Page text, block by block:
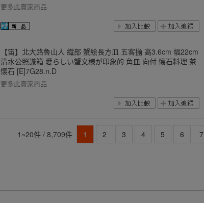
更多此賣家商品
【宙】北大路魯山人 織部 蟹絵長方皿 五客揃 高3.6cm 幅22cm
清水公照識箱 愛らしい蟹文様が印象的 角皿 向付 懐石料理 茶
懐石 [E]7G28.n.D
更多此賣家商品
1~20件 / 8,709件 1 2 3 4 5 6 7